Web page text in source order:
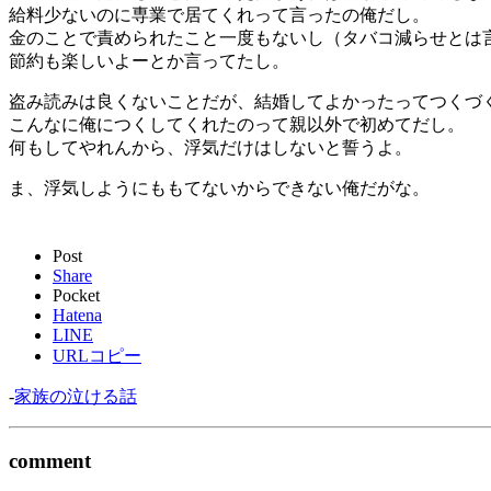
給料少ないのに専業で居てくれって言ったの俺だし。
金のことで責められたこと一度もないし（タバコ減らせとは
節約も楽しいよーとか言ってたし。
盗み読みは良くないことだが、結婚してよかったってつくづ
こんなに俺につくしてくれたのって親以外で初めてだし。
何もしてやれんから、浮気だけはしないと誓うよ。
ま、浮気しようにももてないからできない俺だがな。
Post
Share
Pocket
Hatena
LINE
URLコピー
-家族の泣ける話
comment